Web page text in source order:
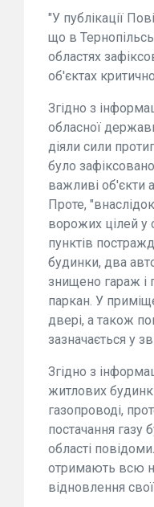
"У публікації
що в
областях
об'єктах
Згідно з
обласної
діяли сили
було
важливі об'єкти
Проте,
ворожих цілей у
пунктів
будинки, два
знищено гараж і
паркан. У
двері, а також
зазначається у
Згідно з
житлових
газопроводі,
постачання газу
області
отримають всю
відновлення